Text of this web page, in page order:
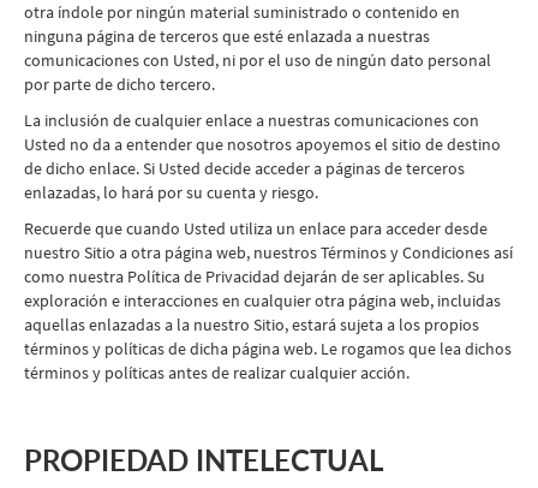
otra índole por ningún material suministrado o contenido en
ninguna página de terceros que esté enlazada a nuestras
comunicaciones con Usted, ni por el uso de ningún dato personal
por parte de dicho tercero.
La inclusión de cualquier enlace a nuestras comunicaciones con
Usted no da a entender que nosotros apoyemos el sitio de destino
de dicho enlace. Si Usted decide acceder a páginas de terceros
enlazadas, lo hará por su cuenta y riesgo.
Recuerde que cuando Usted utiliza un enlace para acceder desde
nuestro Sitio a otra página web, nuestros Términos y Condiciones así
como nuestra Política de Privacidad dejarán de ser aplicables. Su
exploración e interacciones en cualquier otra página web, incluidas
aquellas enlazadas a la nuestro Sitio, estará sujeta a los propios
términos y políticas de dicha página web. Le rogamos que lea dichos
términos y políticas antes de realizar cualquier acción.
PROPIEDAD INTELECTUAL